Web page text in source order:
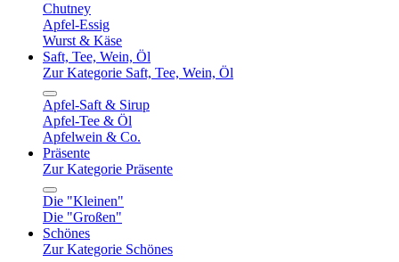
Chutney
Apfel-Essig
Wurst & Käse
Saft, Tee, Wein, Öl
Zur Kategorie Saft, Tee, Wein, Öl
Apfel-Saft & Sirup
Apfel-Tee & Öl
Apfelwein & Co.
Präsente
Zur Kategorie Präsente
Die "Kleinen"
Die "Großen"
Schönes
Zur Kategorie Schönes